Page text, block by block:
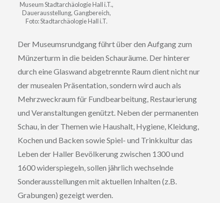
Museum Stadtarchäologie Hall i.T.,
Dauerausstellung, Gangbereich,
Foto: Stadtarchäologie Hall i.T.
Der Museumsrundgang führt über den Aufgang zum
Münzerturm in die beiden Schauräume. Der hinterer
durch eine Glaswand abgetrennte Raum dient nicht nur
der musealen Präsentation, sondern wird auch als
Mehrzweckraum für Fundbearbeitung, Restaurierung
und Veranstaltungen genützt. Neben der permanenten
Schau, in der Themen wie Haushalt, Hygiene, Kleidung,
Kochen und Backen sowie Spiel- und Trinkkultur das
Leben der Haller Bevölkerung zwischen 1300 und
1600 widerspiegeln, sollen jährlich wechselnde
Sonderausstellungen mit aktuellen Inhalten (z.B.
Grabungen) gezeigt werden.